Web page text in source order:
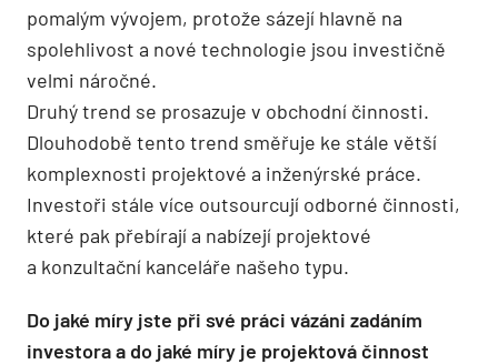
pomalým vývojem, protože sázejí hlavně na
spolehlivost a nové technologie jsou investičně
velmi náročné.
Druhý trend se prosazuje v obchodní činnosti.
Dlouhodobě tento trend směřuje ke stále větší
komplexnosti projektové a inženýrské práce.
Investoři stále více outsourcují odborné činnosti,
které pak přebírají a nabízejí projektové
a konzultační kanceláře našeho typu.
Do jaké míry jste při své práci vázáni zadáním
investora a do jaké míry je projektová činnost